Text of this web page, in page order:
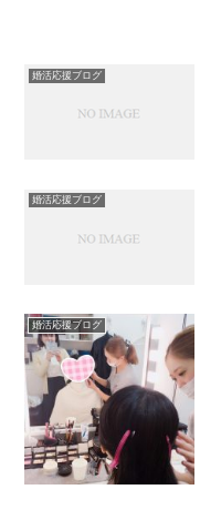
婚活応援ブログ
婚活応援ブログ
婚活応援ブログ